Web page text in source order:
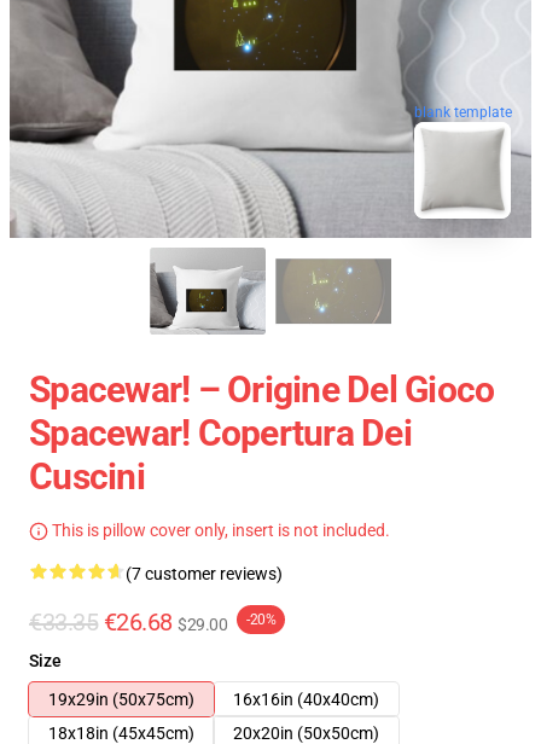
blank template
Spacewar! – Origine Del Gioco
Spacewar! Copertura Dei
Cuscini
This is pillow cover only, insert is not included.
(7 customer reviews)
€33.35 €26.68 $29.00 -20%
Size
19x29in (50x75cm)
16x16in (40x40cm)
18x18in (45x45cm)
20x20in (50x50cm)